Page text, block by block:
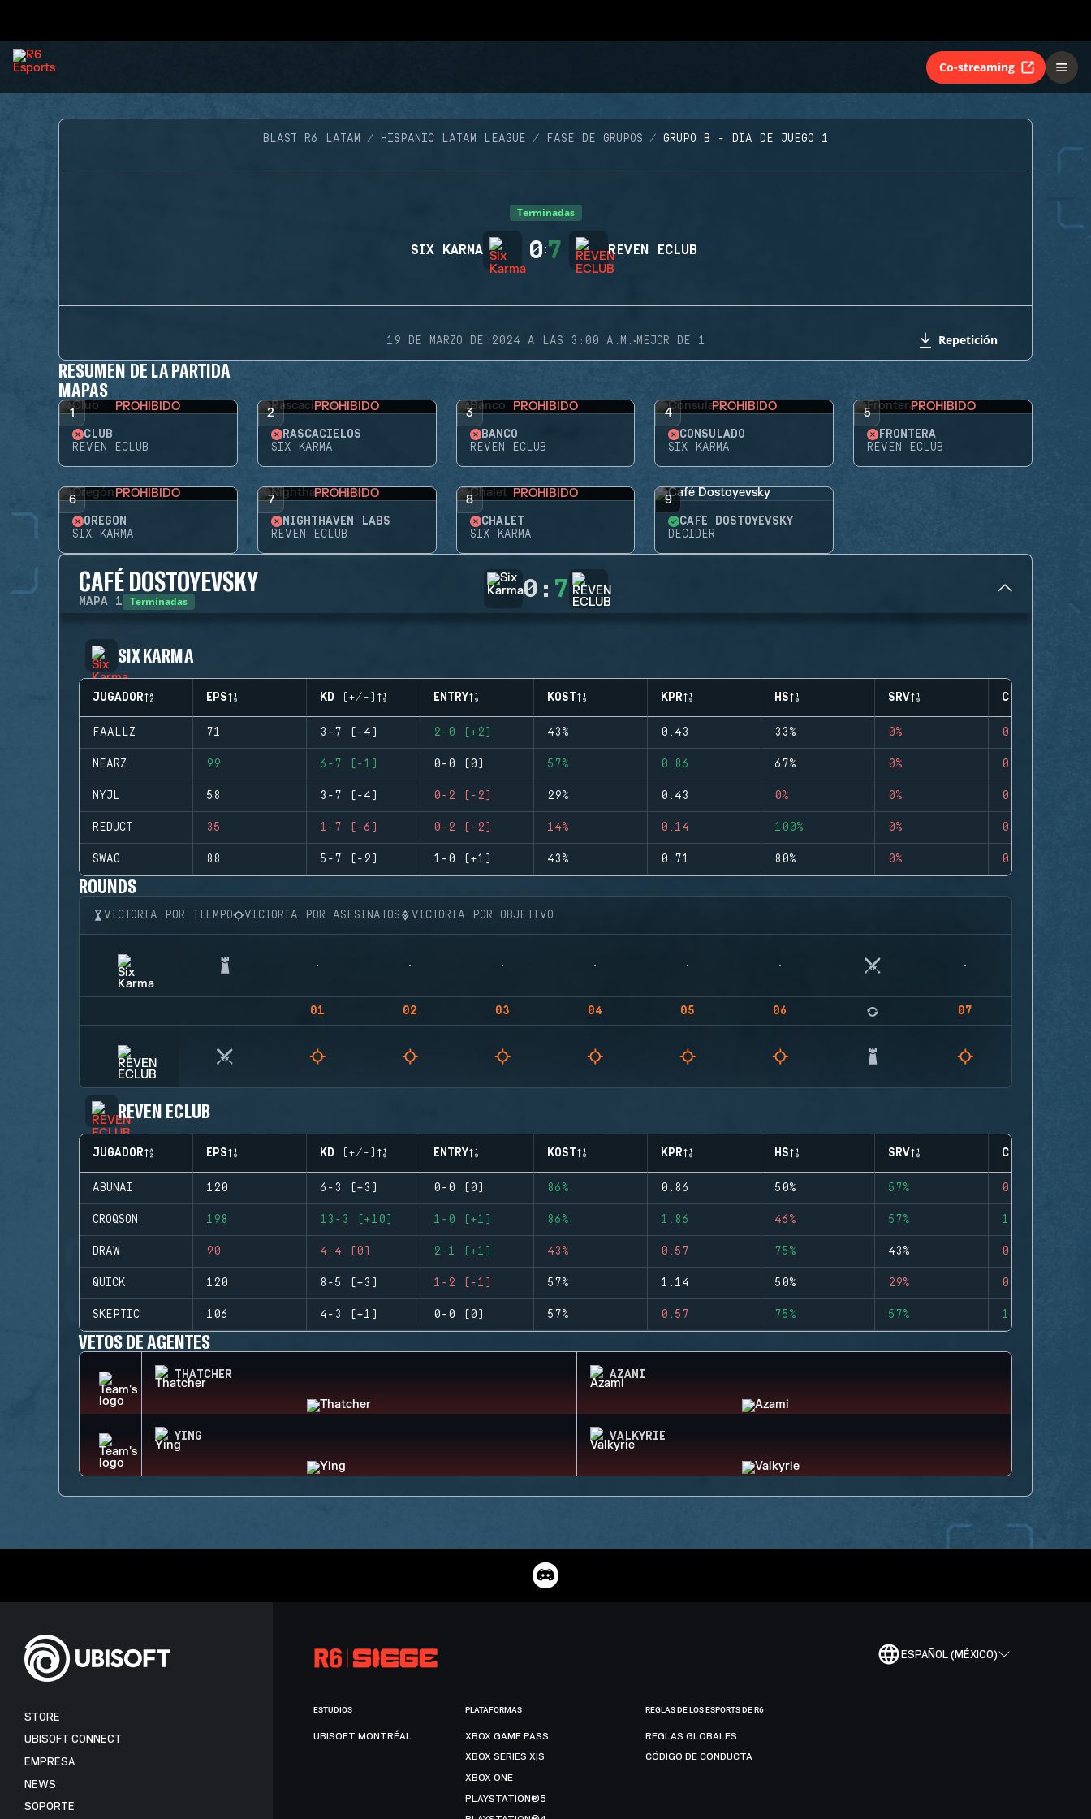
Co-streaming
BLAST R6 LATAM HISPANIC LATAM LEAGUE FASE DE GRUPOS GRUPO B - DÍA DE JUEGO 1
Terminadas
SIX KARMA 0:7 REVEN ECLUB
19 DE MARZO DE 2024 A LAS 3:00 A.M. ·MEJOR DE 1 Repetición
RESUMEN DE LA PARTIDA
MAPAS
1 PROHIBIDO
CLUB
REVEN ECLUB
2 PROHIBIDO
RASCACIELOS
SIX KARMA
3 PROHIBIDO
BANCO
REVEN ECLUB
4 PROHIBIDO
CONSULADO
SIX KARMA
5 PROHIBIDO
FRONTERA
REVEN ECLUB
6 PROHIBIDO
OREGÓN
SIX KARMA
7 PROHIBIDO
NIGHTHAVEN LABS
REVEN ECLUB
8 PROHIBIDO
CHALET
SIX KARMA
9
CAFÉ DOSTOYEVSKY
DECIDER
CAFÉ DOSTOYEVSKY
MAPA 1 Terminadas 0 : 7
SIX KARMA
JUGADOR EPS KD (+/-) ENTRY KOST KPR HS SRV CLUTCHES
FAALLZ 71 3-7 (-4) 2-0 (+2) 43% 0.43 33% 0% 0
NEARZ 99 6-7 (-1) 0-0 (0) 57% 0.86 67% 0% 0
NYJL 58 3-7 (-4) 0-2 (-2) 29% 0.43 0% 0% 0
REDUCT 35 1-7 (-6) 0-2 (-2) 14% 0.14 100% 0% 0
SWAG 88 5-7 (-2) 1-0 (+1) 43% 0.71 80% 0% 0
ROUNDS
VICTORIA POR TIEMPO VICTORIA POR ASESINATOS VICTORIA POR OBJETIVO
01 02 03 04 05 06 07
REVEN ECLUB
JUGADOR EPS KD (+/-) ENTRY KOST KPR HS SRV CLUTCHES
ABUNAI 120 6-3 (+3) 0-0 (0) 86% 0.86 50% 57% 0
CROQSON 198 13-3 (+10) 1-0 (+1) 86% 1.86 46% 57% 1
DRAW 90 4-4 (0) 2-1 (+1) 43% 0.57 75% 43% 0
QUICK 120 8-5 (+3) 1-2 (-1) 57% 1.14 50% 29% 0
SKEPTIC 106 4-3 (+1) 0-0 (0) 57% 0.57 75% 57% 1
VETOS DE AGENTES
THATCHER AZAMI
YING VALKYRIE
ESPAÑOL (MÉXICO)
STORE
UBISOFT CONNECT
EMPRESA
NEWS
SOPORTE
ESTUDIOS
UBISOFT MONTRÉAL
PLATAFORMAS
XBOX GAME PASS
XBOX SERIES X|S
XBOX ONE
PLAYSTATION®5
REGLAS DE LOS ESPORTS DE R6
REGLAS GLOBALES
CÓDIGO DE CONDUCTA